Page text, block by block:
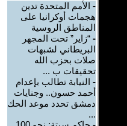
- الأمم المتحدة تدين
هجمات أوكرانيا على
المناطق الروسية
- “زاير” تحت المجهر
البريطاني لشبهات
صلات بحزب الله
تحقيقات ب ...
- النيابة تطالب بإعدام
أحمد حسون.. وجنايات
دمشق تحدد موعد الحك
...